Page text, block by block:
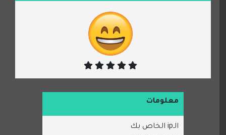
معلومات
الـip الخاص بك